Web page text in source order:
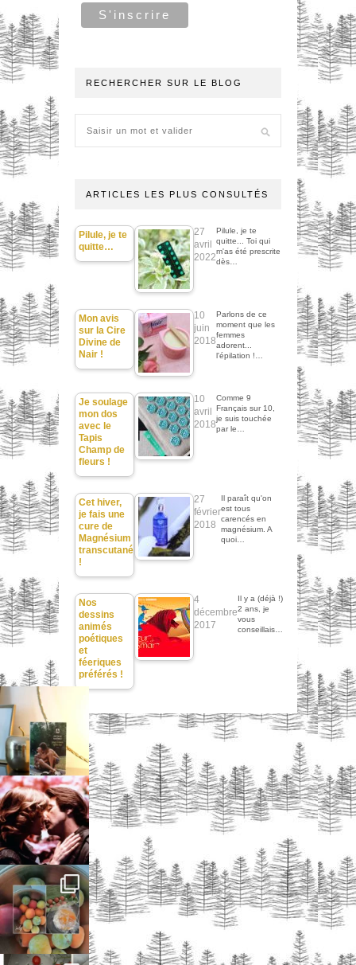
RECHERCHER SUR LE BLOG
ARTICLES LES PLUS CONSULTÉS
Pilule, je te
quitte…
27
avril
2022
Pilule, je te
quitte... Toi qui
m'as été prescrite
dès…
Mon avis
sur la Cire
Divine de
Nair !
10
juin
2018
Parlons de ce
moment que les
femmes
adorent...
l'épilation !…
Je soulage
mon dos
avec le
Tapis
Champ de
fleurs !
10
avril
2018
Comme 9
Français sur 10,
je suis touchée
par le…
Cet hiver,
je fais une
cure de
Magnésium
transcutané
!
27
février
2018
Il paraît qu'on
est tous
carencés en
magnésium. A
quoi…
Nos
dessins
animés
poétiques
et
féeriques
préférés !
4
décembre
2017
Il y a (déjà !)
2 ans, je
vous
conseillais…